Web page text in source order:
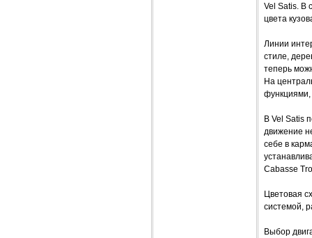
Vel Satis. В
цвета
Линии
стиле,
теперь
На
В Vel Satis
движение
себе в
Cabasse
Цветовая
системой,
Выбор